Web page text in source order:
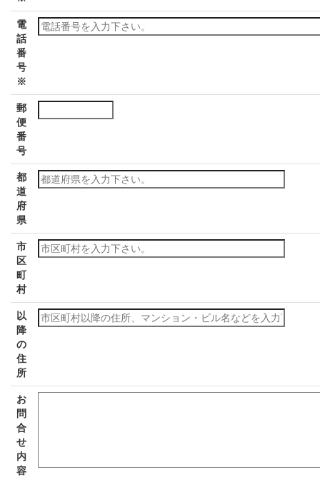
電
話
番
号
※
郵
便
番
号
都
道
府
県
市
区
町
村
以
降
の
住
所
お
問
合
せ
内
容